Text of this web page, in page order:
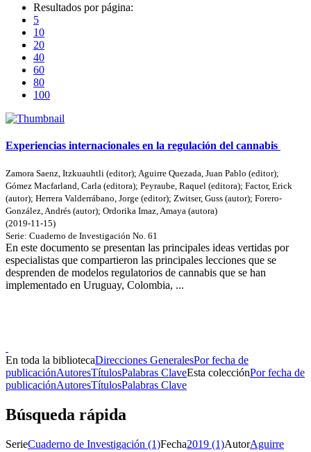
Resultados por página:
5
10
20
40
60
80
100
Experiencias internacionales en la regulación del cannabis
Zamora Saenz, Itzkuauhtli (editor); Aguirre Quezada, Juan Pablo (editor);
Gómez Macfarland, Carla (editora); Peyraube, Raquel (editora); Factor, Erick
(autor); Herrera Valderrábano, Jorge (editor); Zwitser, Guss (autor); Forero-
González, Andrés (autor); Ordorika Imaz, Amaya (autora)
(2019-11-15)
Serie: Cuaderno de Investigación No. 61
En este documento se presentan las principales ideas vertidas por
especialistas que compartieron las principales lecciones que se
desprenden de modelos regulatorios de cannabis que se han
implementado en Uruguay, Colombia, ...
En toda la bibliotecaDirecciones GeneralesPor fecha de
publicaciónAutoresTítulosPalabras ClaveEsta colecciónPor fecha de
publicaciónAutoresTítulosPalabras Clave
Búsqueda rápida
SerieCuaderno de Investigación (1)Fecha2019 (1)AutorAguirre